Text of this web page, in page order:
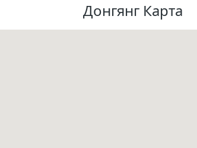
Донгянг Карта